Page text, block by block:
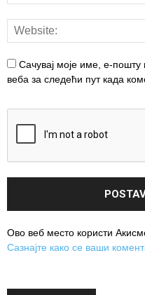
Сачувај моје име, е-
веба за следећи пут када
Ово веб место користи
Сазнајте како се ваши